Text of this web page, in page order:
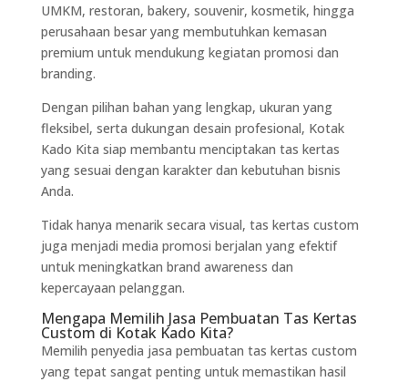
UMKM, restoran, bakery, souvenir, kosmetik, hingga
perusahaan besar yang membutuhkan kemasan
premium untuk mendukung kegiatan promosi dan
branding.
Dengan pilihan bahan yang lengkap, ukuran yang
fleksibel, serta dukungan desain profesional, Kotak
Kado Kita siap membantu menciptakan tas kertas
yang sesuai dengan karakter dan kebutuhan bisnis
Anda.
Tidak hanya menarik secara visual, tas kertas custom
juga menjadi media promosi berjalan yang efektif
untuk meningkatkan brand awareness dan
kepercayaan pelanggan.
Mengapa Memilih Jasa Pembuatan Tas Kertas
Custom di Kotak Kado Kita?
Memilih penyedia jasa pembuatan tas kertas custom
yang tepat sangat penting untuk memastikan hasil